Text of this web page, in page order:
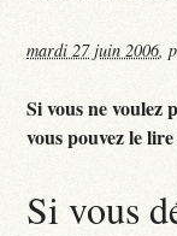
mardi 27 juin 2006,
Si vous ne voulez
vous pouvez le
Si vous